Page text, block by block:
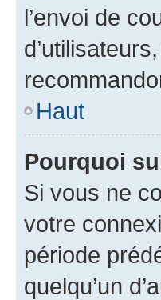
l’envoi de
Haut
Pourquoi
Si vous ne
votre
période
quelqu’un